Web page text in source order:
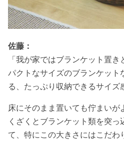
佐藤：
「我が家ではブランケット置
パクトなサイズのブランケット
る、たっぷり収納できるサイズ
床にそのまま置いても佇まい
くざくとブランケット類を突っ
て、特にこの大きさにはこだわ